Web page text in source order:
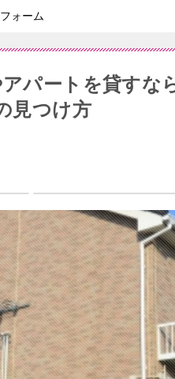
ォーム
パートを貸すな
見つけ方